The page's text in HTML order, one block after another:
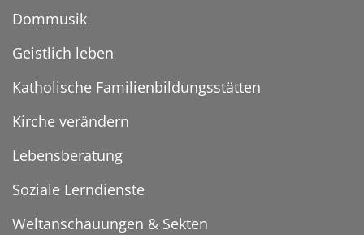
Dommusik
Geistlich leben
Katholische Familienbildungsstätten
Kirche verändern
Lebensberatung
Soziale Lerndienste
Weltanschauungen & Sekten